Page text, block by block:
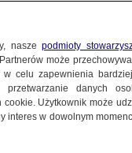
naszepodmioty
może
celu zapewnienia
danych
Użytkownik może
interes w dowolnym